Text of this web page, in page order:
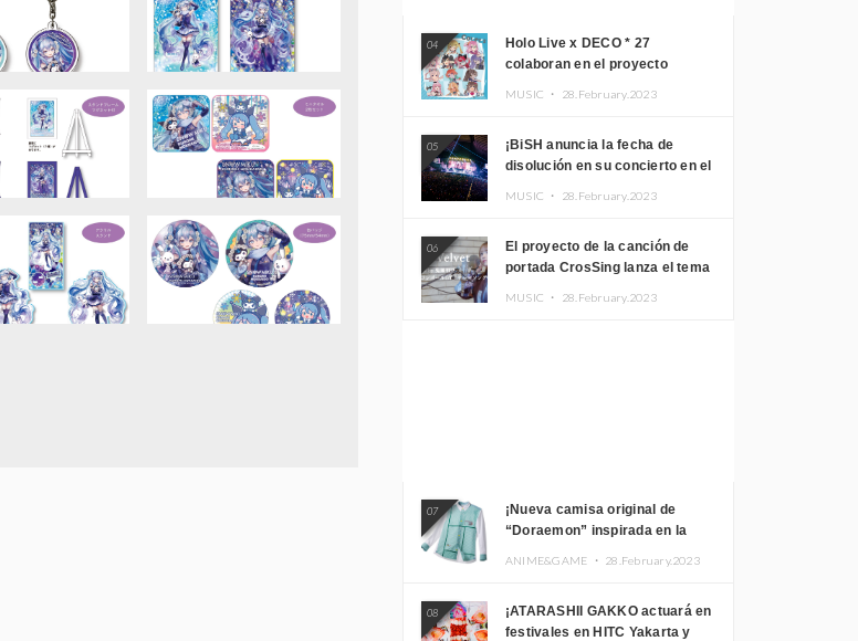
04
Holo Live x DECO * 27
colaboran en el proyecto
MUSIC ・ 28.February.2023
05
¡BiSH anuncia la fecha de
disolución en su concierto en el
MUSIC ・ 28.February.2023
06
El proyecto de la canción de
portada CrosSing lanza el tema
MUSIC ・ 28.February.2023
07
¡Nueva camisa original de
“Doraemon” inspirada en la
ANIME&GAME ・ 28.February.2023
08
¡ATARASHII GAKKO actuará en
festivales en HITC Yakarta y